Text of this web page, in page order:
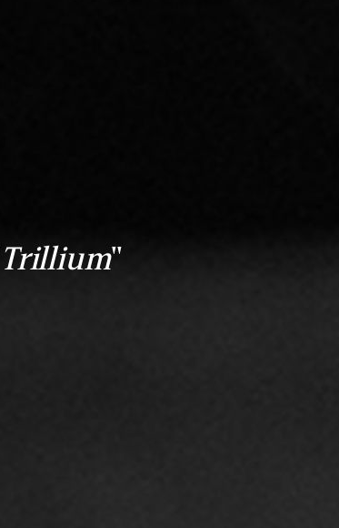
Trillium"